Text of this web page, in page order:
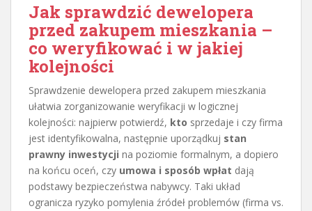
Jak sprawdzić dewelopera
przed zakupem mieszkania –
co weryfikować i w jakiej
kolejności
Sprawdzenie dewelopera przed zakupem mieszkania
ułatwia zorganizowanie weryfikacji w logicznej
kolejności: najpierw potwierdź, kto sprzedaje i czy firma
jest identyfikowalna, następnie uporządkuj stan
prawny inwestycji na poziomie formalnym, a dopiero
na końcu oceń, czy umowa i sposób wpłat dają
podstawy bezpieczeństwa nabywcy. Taki układ
ogranicza ryzyko pomylenia źródeł problemów (firma vs.